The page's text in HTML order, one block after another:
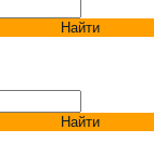
Найти
Найти